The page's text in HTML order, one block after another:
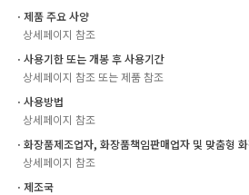
ㆍ제품 주요 사양
상세페이지 참조
ㆍ사용기한 또는 개봉 후 사용기간
상세페이지 참조 또는 제품 참조
ㆍ사용방법
상세페이지 참조
ㆍ화장품제조업자, 화장품책임판매업자 및 맞춤형
상세페이지 참조
ㆍ제조국